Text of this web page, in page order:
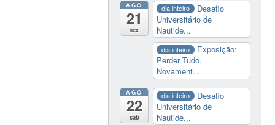
AGO
21
sex
dia inteiro
Desafio
Universitário de
Nautide...
dia inteiro
Exposição:
Perder Tudo.
Novament...
AGO
22
sáb
dia inteiro
Desafio
Universitário de
Nautide...